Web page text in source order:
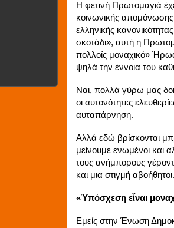
Η φετινή Πρωτομαγιά
κοινωνικής
ελληνικής
σκοτάδι», αυτή η
πολλοίς μοναχικό»
ψηλά την έννοια του
Ναι, πολλά γύρω μας
οι αυτονότητες
αυταπάρνηση.
Αλλά εδώ βρίσκονται
μείνουμε ενωμένοι και
τους ανήμπορους
και μια στιγμή αβοήθητοι.
«Ὑπόσχεση εἶναι
Εμείς στην Ένωση